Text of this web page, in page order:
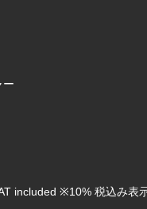
ー
included ※10% 税込み表示